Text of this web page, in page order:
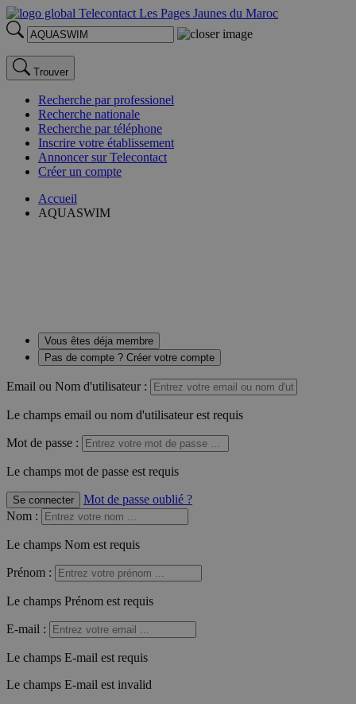
Trouver
Recherche par professionel
Recherche nationale
Recherche par téléphone
Inscrire votre établissement
Annoncer sur Telecontact
Créer un compte
Accueil
AQUASWIM
Vous êtes déja membre
Pas de compte ? Créer votre compte
Email ou Nom d'utilisateur :
Le champs email ou nom d'utilisateur est requis
Mot de passe :
Le champs mot de passe est requis
Se connecter
Mot de passe oublié ?
Nom :
Le champs Nom est requis
Prénom :
Le champs Prénom est requis
E-mail :
Le champs E-mail est requis
Le champs E-mail est invalid